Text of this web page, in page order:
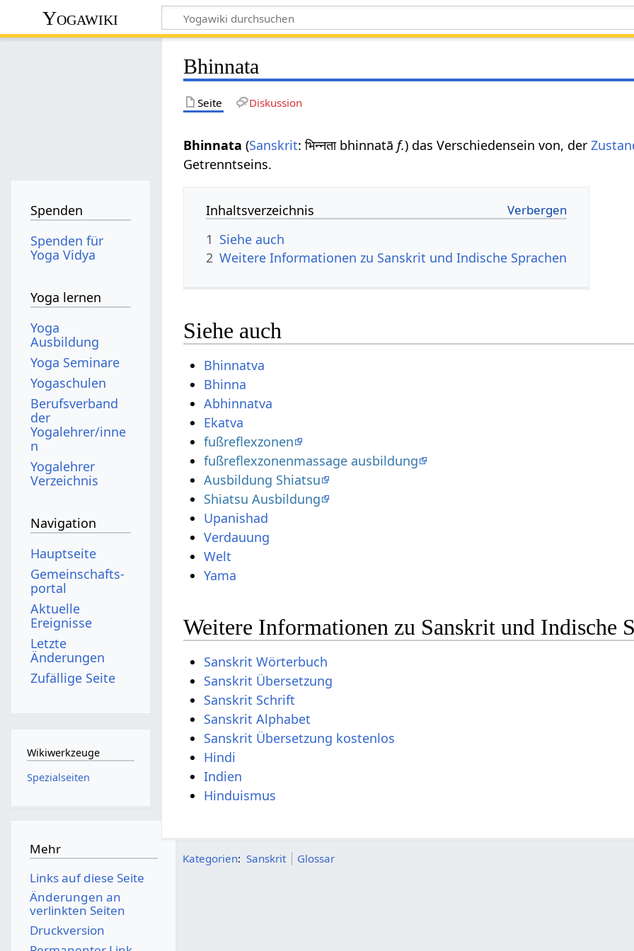
Yogawiki
Bhinnata
Seite Diskussion
Bhinnata (Sanskrit: भिन्नता bhinnatā f.) das Verschiedensein von, der
Getrenntseins.
Inhaltsverzeichnis
1 Siehe auch
2 Weitere Informationen zu Sanskrit und Indische Sprachen
Siehe auch
Bhinnatva
Bhinna
Abhinnatva
Ekatva
fußreflexzonen
fußreflexzonenmassage ausbildung
Ausbildung Shiatsu
Shiatsu Ausbildung
Upanishad
Verdauung
Welt
Yama
Weitere Informationen zu Sanskrit und Indische
Sanskrit Wörterbuch
Sanskrit Übersetzung
Sanskrit Schrift
Sanskrit Alphabet
Sanskrit Übersetzung kostenlos
Hindi
Indien
Hinduismus
Kategorien: Sanskrit Glossar
Spenden
Spenden für
Yoga Vidya
Yoga lernen
Yoga
Ausbildung
Yoga Seminare
Yogaschulen
Berufsverband
der
Yogalehrer/inne
n
Yogalehrer
Verzeichnis
Navigation
Hauptseite
Gemeinschafts­
portal
Aktuelle
Ereignisse
Letzte
Änderungen
Zufällige Seite
Wikiwerkzeuge
Spezialseiten
Mehr
Links auf diese Seite
Änderungen an
verlinkten Seiten
Druckversion